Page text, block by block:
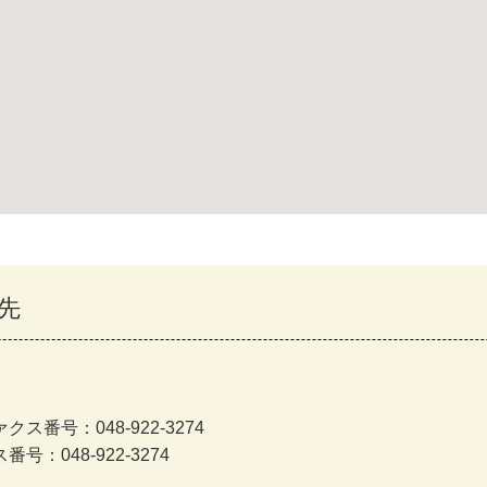
ス番号：048-922-3274
号：048-922-3274